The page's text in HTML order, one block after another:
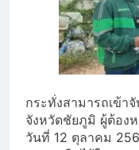
กระทั่งสามารถเข้า
จังหวัดชัยภูมิ ผู้ต้อง
วันที่ 12 ตุลาคม